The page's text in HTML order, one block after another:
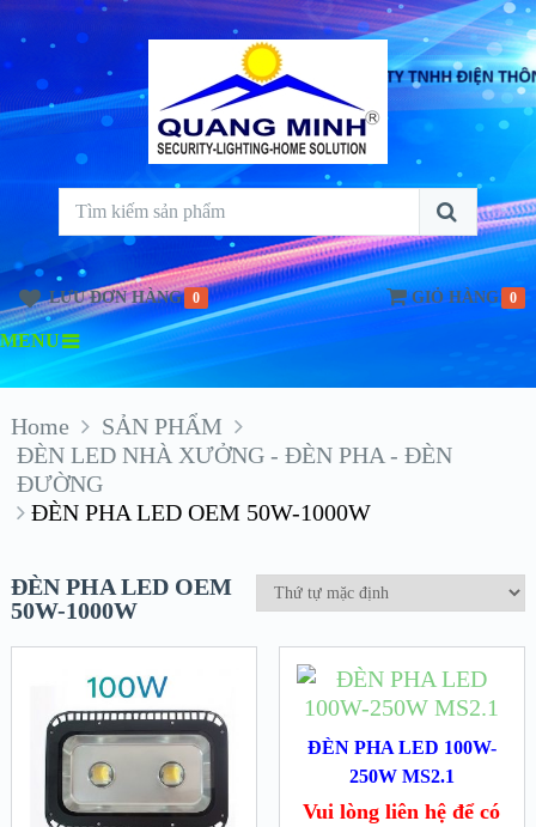
LƯU ĐƠN HÀNG 0 GIỎ HÀNG 0
MENU
Home
SẢN PHẨM
ĐÈN LED NHÀ XƯỞNG - ĐÈN PHA - ĐÈN
ĐƯỜNG
ĐÈN PHA LED OEM 50W-1000W
ĐÈN PHA LED OEM
50W-1000W
ĐÈN PHA LED 100W-
250W MS2.1
Vui lòng liên hệ để có